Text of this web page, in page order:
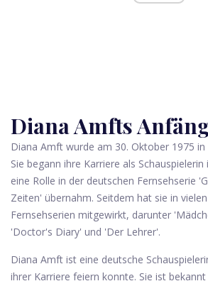
Diana Amfts
Diana Amft wurde am 30. Oktober 1975
Sie begann ihre Karriere als Schauspielerin
eine Rolle in der deutschen Fernsehserie
Zeiten' übernahm. Seitdem hat sie in
Fernsehserien mitgewirkt, darunter
'Doctor's Diary' und 'Der Lehrer'.
Diana Amft ist eine deutsche
ihrer Karriere feiern konnte. Sie ist